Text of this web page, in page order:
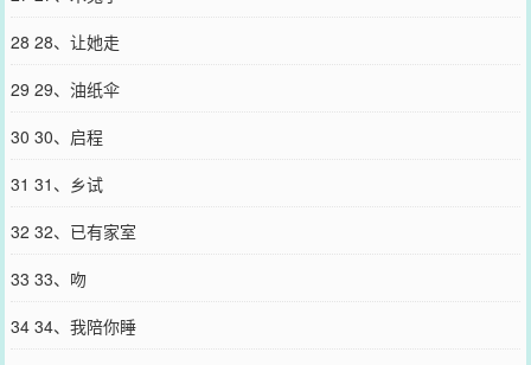
28 28、让她走
29 29、油纸伞
30 30、启程
31 31、乡试
32 32、已有家室
33 33、吻
34 34、我陪你睡